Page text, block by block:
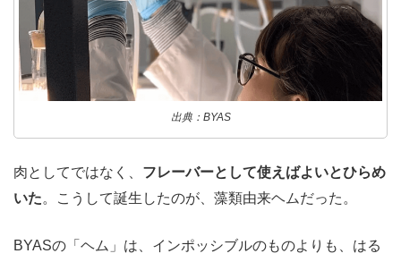
出典：BYAS
肉としてではなく、 フレーバーとして使えばよいとひらめ
いた。こうして誕生したのが、藻類由来ヘムだった。
BYASの「ヘム」は、インポッシブルのものよりも、はる